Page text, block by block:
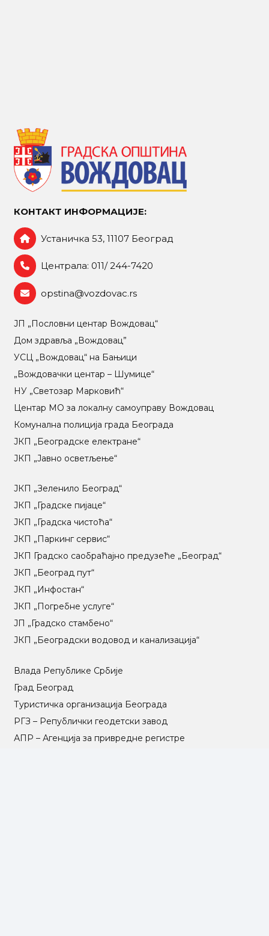
КОНТАКТ ИНФОРМАЦИЈЕ:
Устаничка 53, 11107 Београд
Централа: 011/ 244-7420
opstina@vozdovac.rs
ЈП „Пословни центар Вождовац“
Дом здравља „Вождовац”
УСЦ „Вождовац“ на Бањици
„Вождовачки центар – Шумице“
НУ „Светозар Марковић“
Центар МO за локалну самоуправу Вождовац
Комунална полиција града Београда
ЈКП „Београдске електране“
ЈКП „Јавно осветљење“
ЈКП „Зеленило Београд“
ЈКП „Градске пијаце“
ЈКП „Градска чистоћа“
ЈКП „Паркинг сервис“
ЈКП Градско саобраћајно предузеће „Београд“
ЈКП „Београд пут“
ЈКП „Инфостан“
ЈКП „Погребне услуге“
ЈП „Градско стамбено“
ЈКП „Београдски водовод и канализација“
Влада Републике Србије
Град Београд
Туристичка организација Београда
РГЗ – Републички геодетски завод
АПР – Агенција за привредне регистре